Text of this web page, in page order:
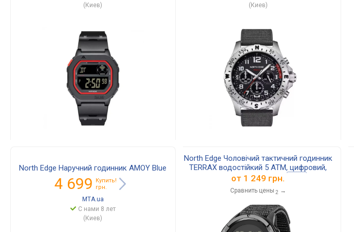
(Киев)
(Киев)
North Edge Наручний годинник AMOY Blue
4 699
Купить!
грн.
MTA.ua
С нами 8 лет
(Киев)
North Edge Чоловічий тактичний годинник
TERRAX водостійкий 5 ATM, цифровий,
для спорту й туризму
от 1 249 грн.
Сравнить цены 2 →